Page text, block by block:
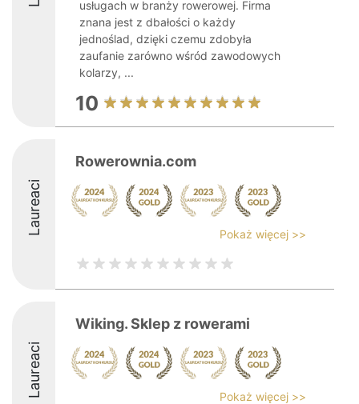
usługach w branży rowerowej. Firma
znana jest z dbałości o każdy
jednoślad, dzięki czemu zdobyła
zaufanie zarówno wśród zawodowych
kolarzy, ...
10
Laureaci
Rowerownia.com
Pokaż więcej >>
Laureaci
Wiking. Sklep z rowerami
Pokaż więcej >>